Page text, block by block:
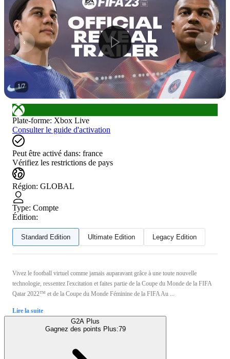
1/7
Plate-forme: Xbox Live
Consulter le guide d'activation
Peut être activé dans: france
Vérifiez les restrictions de pays
Région: GLOBAL
Type: Compte
Édition:
Standard Edition Ultimate Edition Legacy Edition
Vivez le football virtuel comme jamais auparavant grâce à une toute nouvelle
technologie, ressentez l'excitation et faites partie de la Coupe du Monde de la FIFA
Qatar 2022™ et de la Coupe du Monde Féminine de la FIFA Au ...
Lire la suite
G2A Plus
Gagnez des points Plus:79